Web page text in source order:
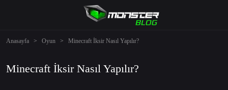
Anasayfa > Oyun > Minecraft İksir Nasıl Yapılır?
Minecraft İksir Nasıl Yapılır?